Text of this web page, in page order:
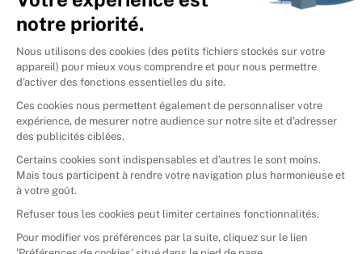
🇪🇸Espagne
🇮🇹Italie
Donner vos livres